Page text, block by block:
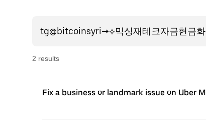
2 results
Fix a business or landmark issue on Uber